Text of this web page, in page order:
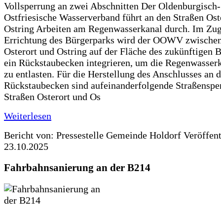
Vollsperrung an zwei Abschnitten Der Oldenburgisch-
Ostfriesische Wasserverband führt an den Straßen
Ostring Arbeiten am Regenwasserkanal durch. Im
Errichtung des Bürgerparks wird der OOWV
Osterort und Ostring auf der Fläche des zukünftigen
ein Rückstaubecken integrieren, um die
zu entlasten. Für die Herstellung des Anschlusses an
Rückstaubecken sind aufeinanderfolgende
Straßen Osterort und Os
Weiterlesen
Bericht von: Pressestelle Gemeinde Holdorf
23.10.2025
Fahrbahnsanierung an der B214